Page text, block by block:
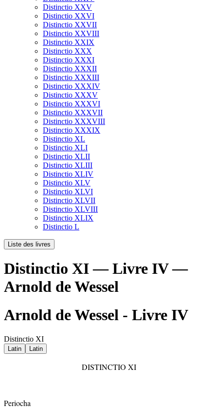
Distinctio XXV
Distinctio XXVI
Distinctio XXVII
Distinctio XXVIII
Distinctio XXIX
Distinctio XXX
Distinctio XXXI
Distinctio XXXII
Distinctio XXXIII
Distinctio XXXIV
Distinctio XXXV
Distinctio XXXVI
Distinctio XXXVII
Distinctio XXXVIII
Distinctio XXXIX
Distinctio XL
Distinctio XLI
Distinctio XLII
Distinctio XLIII
Distinctio XLIV
Distinctio XLV
Distinctio XLVI
Distinctio XLVII
Distinctio XLVIII
Distinctio XLIX
Distinctio L
Liste des livres
Distinctio XI — Livre IV —
Arnold de Wessel
Arnold de Wessel - Livre IV
Distinctio XI
Latin Latin
DISTINCTIO XI
Periocha